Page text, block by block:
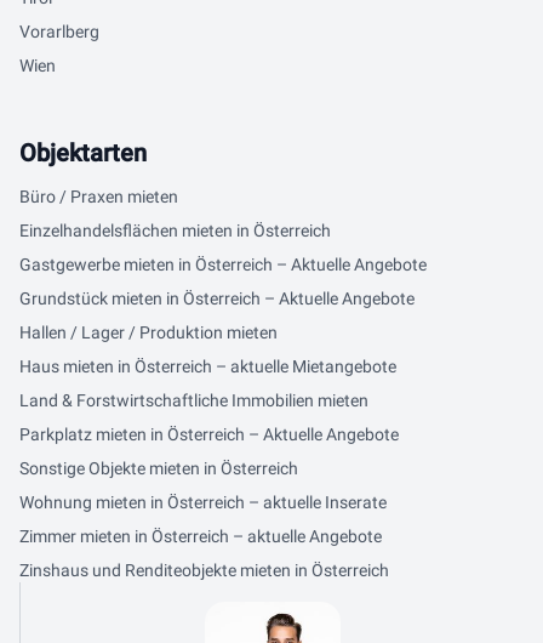
Vorarlberg
Wien
Objektarten
Büro / Praxen mieten
Einzelhandelsflächen mieten in Österreich
Gastgewerbe mieten in Österreich – Aktuelle Angebote
Grundstück mieten in Österreich – Aktuelle Angebote
Hallen / Lager / Produktion mieten
Haus mieten in Österreich – aktuelle Mietangebote
Land & Forstwirtschaftliche Immobilien mieten
Parkplatz mieten in Österreich – Aktuelle Angebote
Sonstige Objekte mieten in Österreich
Wohnung mieten in Österreich – aktuelle Inserate
Zimmer mieten in Österreich – aktuelle Angebote
Zinshaus und Renditeobjekte mieten in Österreich